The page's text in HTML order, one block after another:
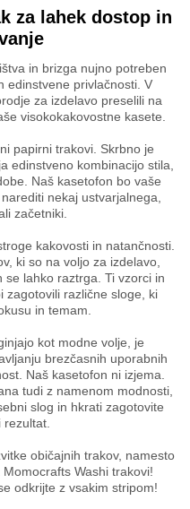
za lahek dostop in
in brizga nujno potreben
edinstvene privlačnosti. V
za izdelavo preselili na
visokokakovostne kasete.
papirni trakovi. Skrbno je
edinstveno kombinacijo stila,
Naš kasetofon bo vaše
nekaj ustvarjalnega,
začetniki.
kakovosti in natančnosti.
ki so na voljo za izdelavo,
se lahko raztrga. Ti vzorci in
zagotovili različne sloge, ki
in temam.
kot modne volje, je
brezčasnih uporabnih
Naš kasetofon ni izjema.
tudi z namenom modnosti,
slog in hkrati zagotovite
običajnih trakov, namesto
Washi trakovi!
odkrijte z vsakim stripom!